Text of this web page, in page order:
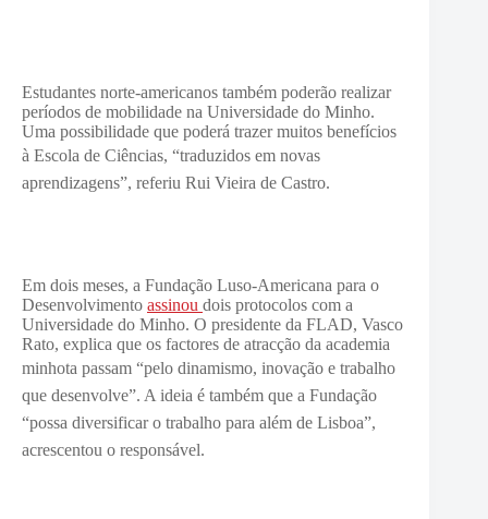
Estudantes norte-americanos também poderão realizar
períodos de mobilidade na Universidade do Minho.
Uma possibilidade que poderá trazer muitos benefícios
à Escola de Ciências, “traduzidos em novas
aprendizagens”, referiu Rui Vieira de Castro.
Em dois meses, a Fundação Luso-Americana para o
Desenvolvimento assinou dois protocolos com a
Universidade do Minho. O presidente da FLAD, Vasco
Rato, explica que os factores de atracção da academia
minhota passam “pelo dinamismo, inovação e trabalho
que desenvolve”. A ideia é também que a Fundação
“possa diversificar o trabalho para além de Lisboa”,
acrescentou o responsável.